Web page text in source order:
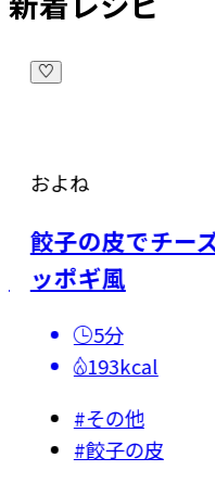
チーズト なすの